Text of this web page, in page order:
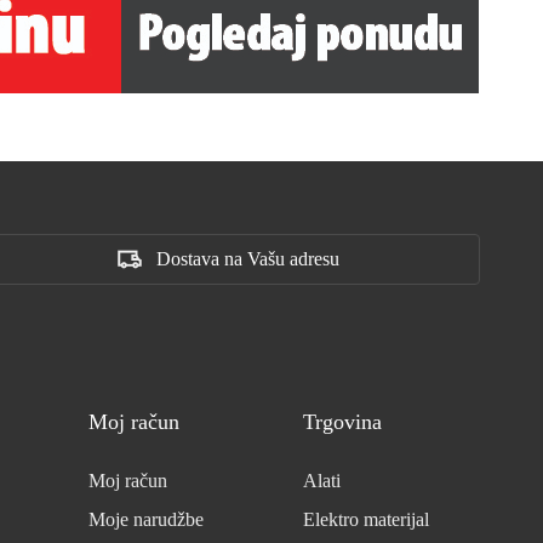
Dostava na Vašu adresu
Moj račun
Moj račun
Moje narudžbe
Trgovina
Alati
Elektro materijal